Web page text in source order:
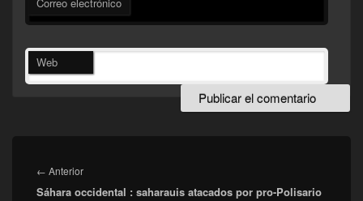
Web
de
entradas
← AnteriorEntrada
anterior:
Sáhara occidental : saharauis atacados por pro-Polisario